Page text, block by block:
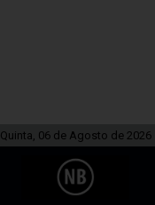
Quinta, 06 de Agosto de 2026